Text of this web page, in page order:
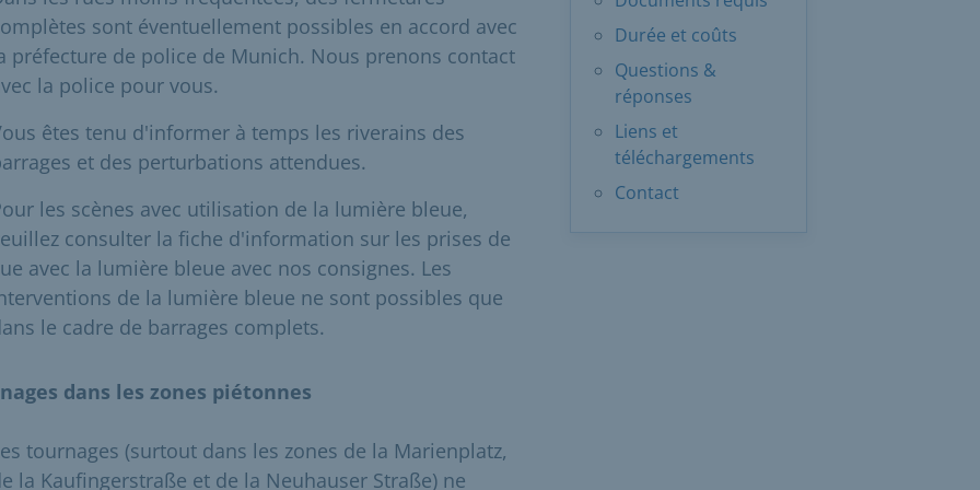
Durée et coûts
Questions &
réponses
Liens et
téléchargements
Contact
sont éventuellement possibles en accord avec
préfecture de police de Munich. Nous prenons contact
la police pour vous.
êtes tenu d'informer à temps les riverains des
et des perturbations attendues.
les scènes avec utilisation de la lumière bleue,
consulter la fiche d'information sur les prises de
avec la lumière bleue avec nos consignes. Les
de la lumière bleue ne sont possibles que
le cadre de barrages complets.
dans les zones piétonnes
tournages (surtout dans les zones de la Marienplatz,
la Kaufingerstraße et de la Neuhauser Straße) ne